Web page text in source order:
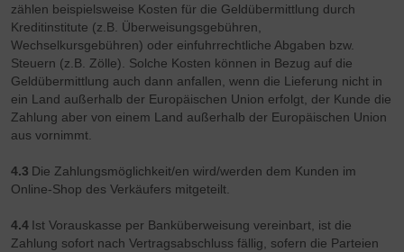
zählen beispielsweise Kosten für die Geldübermittlung durch
Kreditinstitute (z.B. Überweisungsgebühren,
Wechselkursgebühren) oder einfuhrrechtliche Abgaben bzw.
Steuern (z.B. Zölle). Solche Kosten können in Bezug auf die
Geldübermittlung auch dann anfallen, wenn die Lieferung nicht in
ein Land außerhalb der Europäischen Union erfolgt, der Kunde die
Zahlung aber von einem Land außerhalb der Europäischen Union
aus vornimmt.
4.3 Die Zahlungsmöglichkeit/en wird/werden dem Kunden im
Online-Shop des Verkäufers mitgeteilt.
4.4 Ist Vorauskasse per Banküberweisung vereinbart, ist die
Zahlung sofort nach Vertragsabschluss fällig, sofern die Parteien